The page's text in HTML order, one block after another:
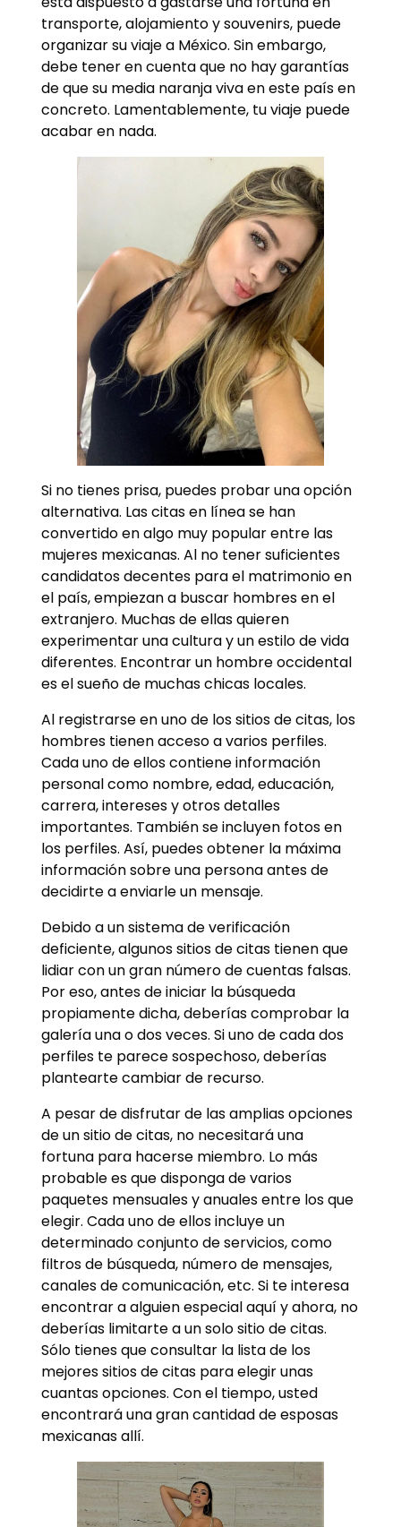
transporte, alojamiento y souvenirs, puede
organizar su viaje a México. Sin embargo,
debe tener en cuenta que no hay garantías
de que su media naranja viva en este país en
concreto. Lamentablemente, tu viaje puede
acabar en nada.
Si no tienes prisa, puedes probar una opción
alternativa. Las citas en línea se han
convertido en algo muy popular entre las
mujeres mexicanas. Al no tener suficientes
candidatos decentes para el matrimonio en
el país, empiezan a buscar hombres en el
extranjero. Muchas de ellas quieren
experimentar una cultura y un estilo de vida
diferentes. Encontrar un hombre occidental
es el sueño de muchas chicas locales.
Al registrarse en uno de los sitios de citas, los
hombres tienen acceso a varios perfiles.
Cada uno de ellos contiene información
personal como nombre, edad, educación,
carrera, intereses y otros detalles
importantes. También se incluyen fotos en
los perfiles. Así, puedes obtener la máxima
información sobre una persona antes de
decidirte a enviarle un mensaje.
Debido a un sistema de verificación
deficiente, algunos sitios de citas tienen que
lidiar con un gran número de cuentas falsas.
Por eso, antes de iniciar la búsqueda
propiamente dicha, deberías comprobar la
galería una o dos veces. Si uno de cada dos
perfiles te parece sospechoso, deberías
plantearte cambiar de recurso.
A pesar de disfrutar de las amplias opciones
de un sitio de citas, no necesitará una
fortuna para hacerse miembro. Lo más
probable es que disponga de varios
paquetes mensuales y anuales entre los que
elegir. Cada uno de ellos incluye un
determinado conjunto de servicios, como
filtros de búsqueda, número de mensajes,
canales de comunicación, etc. Si te interesa
encontrar a alguien especial aquí y ahora, no
deberías limitarte a un solo sitio de citas.
Sólo tienes que consultar la lista de los
mejores sitios de citas para elegir unas
cuantas opciones. Con el tiempo, usted
encontrará una gran cantidad de esposas
mexicanas allí.